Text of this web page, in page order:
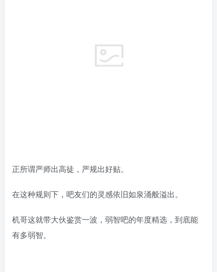
正所谓严师出高徒，严规出好贴。
在这种规则下，吧友们的灵感依旧如泉涌般溢出。
机哥这就带大伙鉴赏一波，弱智吧的年度精选，到底能
有多弱智。